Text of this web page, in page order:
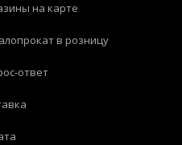
на карте
в розницу
ответ